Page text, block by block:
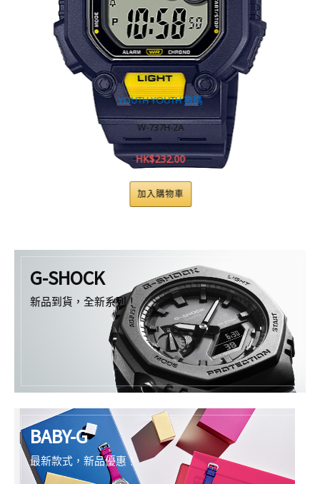
YOUTH 數碼
G-SHOCK
新品到貨，全新系列！
BABY-G
最新款式，新品優惠！